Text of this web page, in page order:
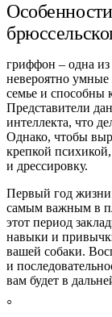
гриффон – одна
невероятно
семье и способны
Представители
интеллекта, что
Однако, чтобы
крепкой
и дрессировку.
Первый год жизни
самым важным в
этот период
навыки и
вашей собаки.
и
вам будет в